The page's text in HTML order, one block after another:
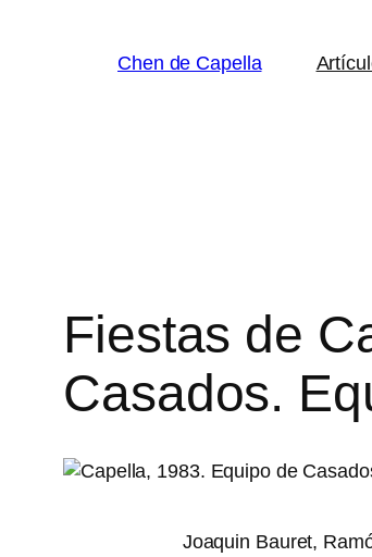
Chen de Capella
Fiestas de
Casados.
Joaquin Bauret,